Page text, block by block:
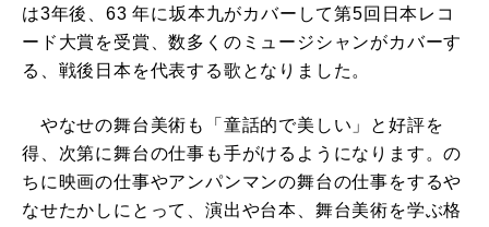
は3年後、63 年に坂本九がカバーして第5回日本レコ
ード大賞を受賞、数多くのミュージシャンがカバーす
る、戦後日本を代表する歌となりました。
やなせの舞台美術も「童話的で美しい」と好評を
得、次第に舞台の仕事も手がけるようになります。の
ちに映画の仕事やアンパンマンの舞台の仕事をするや
なせたかしにとって、演出や台本、舞台美術を学ぶ格